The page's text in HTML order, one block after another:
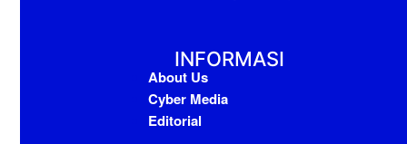
INFORMASI
About Us
Cyber Media
Editorial